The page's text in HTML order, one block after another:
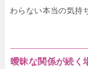
わらない本当の気持
曖昧な関係が続く